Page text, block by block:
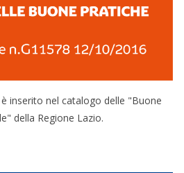
inserito nel catalogo delle "Buone
della Regione Lazio.